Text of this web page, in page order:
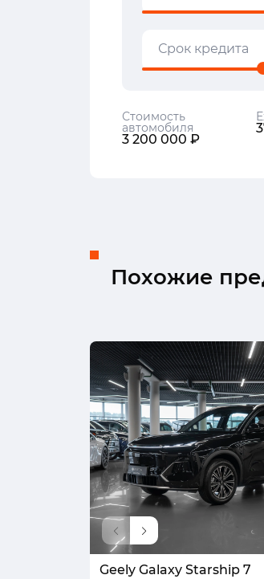
Срок кредита
Стоимость
автомобиля
3 200 000 ₽
Похожие
Geely Galaxy Starship 7